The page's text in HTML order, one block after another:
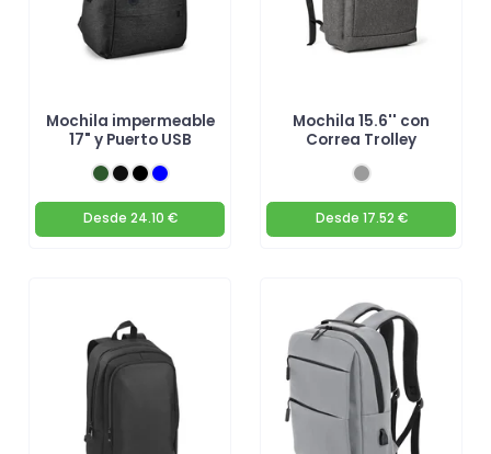
Mochila impermeable
17" y Puerto USB
Desde 24.10 €
Mochila 15.6'' con
Correa Trolley
Desde 17.52 €